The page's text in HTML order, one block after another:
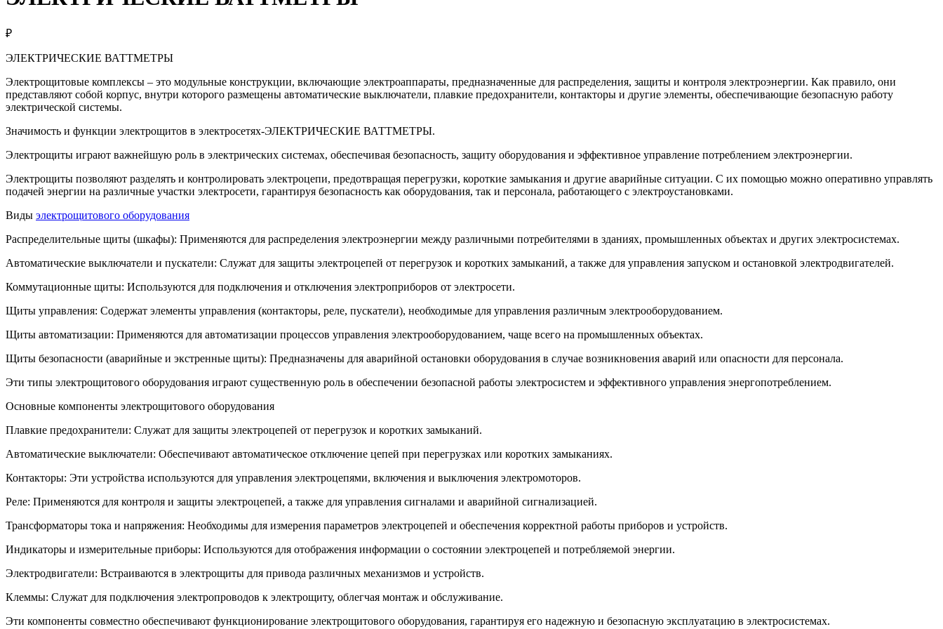
₽
ЭЛЕКТРИЧЕСКИЕ ВАТТМЕТРЫ
Электрощитовые комплексы – это модульные конструкции, включающие электроаппараты, предназначенные для распределения, защиты и контроля электроэнергии. Как правило, они
представляют собой корпус, внутри которого размещены автоматические выключатели, плавкие предохранители, контакторы и другие элементы, обеспечивающие безопасную работу
электрической системы.
Значимость и функции электрощитов в электросетях-ЭЛЕКТРИЧЕСКИЕ ВАТТМЕТРЫ.
Электрощиты играют важнейшую роль в электрических системах, обеспечивая безопасность, защиту оборудования и эффективное управление потреблением электроэнергии.
Электрощиты позволяют разделять и контролировать электроцепи, предотвращая перегрузки, короткие замыкания и другие аварийные ситуации. С их помощью можно оперативно управлять
подачей энергии на различные участки электросети, гарантируя безопасность как оборудования, так и персонала, работающего с электроустановками.
Виды электрощитового оборудования
Распределительные щиты (шкафы): Применяются для распределения электроэнергии между различными потребителями в зданиях, промышленных объектах и других электросистемах.
Автоматические выключатели и пускатели: Служат для защиты электроцепей от перегрузок и коротких замыканий, а также для управления запуском и остановкой электродвигателей.
Коммутационные щиты: Используются для подключения и отключения электроприборов от электросети.
Щиты управления: Содержат элементы управления (контакторы, реле, пускатели), необходимые для управления различным электрооборудованием.
Щиты автоматизации: Применяются для автоматизации процессов управления электрооборудованием, чаще всего на промышленных объектах.
Щиты безопасности (аварийные и экстренные щиты): Предназначены для аварийной остановки оборудования в случае возникновения аварий или опасности для персонала.
Эти типы электрощитового оборудования играют существенную роль в обеспечении безопасной работы электросистем и эффективного управления энергопотреблением.
Основные компоненты электрощитового оборудования
Плавкие предохранители: Служат для защиты электроцепей от перегрузок и коротких замыканий.
Автоматические выключатели: Обеспечивают автоматическое отключение цепей при перегрузках или коротких замыканиях.
Контакторы: Эти устройства используются для управления электроцепями, включения и выключения электромоторов.
Реле: Применяются для контроля и защиты электроцепей, а также для управления сигналами и аварийной сигнализацией.
Трансформаторы тока и напряжения: Необходимы для измерения параметров электроцепей и обеспечения корректной работы приборов и устройств.
Индикаторы и измерительные приборы: Используются для отображения информации о состоянии электроцепей и потребляемой энергии.
Электродвигатели: Встраиваются в электрощиты для привода различных механизмов и устройств.
Клеммы: Служат для подключения электропроводов к электрощиту, облегчая монтаж и обслуживание.
Эти компоненты совместно обеспечивают функционирование электрощитового оборудования, гарантируя его надежную и безопасную эксплуатацию в электросистемах.